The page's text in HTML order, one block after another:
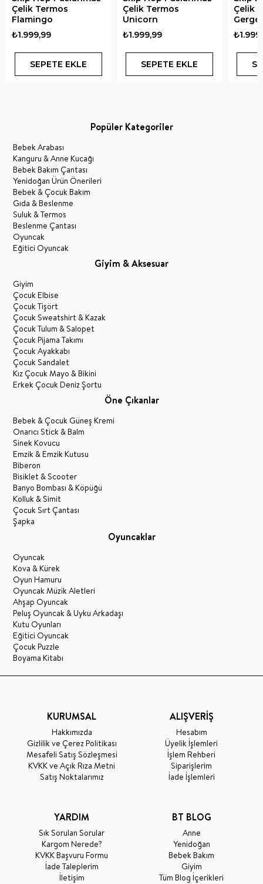
Çelik Termos
Flamingo
₺1.999,99
SEPETE EKLE
Çelik Termos
Unicorn
₺1.999,99
SEPETE EKLE
Çelik
Popüler Kategoriler
Bebek Arabası
Kanguru & Anne Kucağı
Bebek Bakım Çantası
Yenidoğan Ürün Önerileri
Bebek & Çocuk Bakım
Gıda & Beslenme
Suluk & Termos
Beslenme Çantası
Oyuncak
Eğitici Oyuncak
Giyim & Aksesuar
Giyim
Çocuk Elbise
Çocuk Tişört
Çocuk Sweatshirt & Kazak
Çocuk Tulum & Salopet
Çocuk Pijama Takımı
Çocuk Ayakkabı
Çocuk Sandalet
Kız Çocuk Mayo & Bikini
Erkek Çocuk Deniz Şortu
Öne Çıkanlar
Bebek & Çocuk Güneş Kremi
Onarıcı Stick & Balm
Sinek Kovucu
Emzik & Emzik Kutusu
Biberon
Bisiklet & Scooter
Banyo Bombası & Köpüğü
Kolluk & Simit
Çocuk Sırt Çantası
Şapka
Oyuncaklar
Oyuncak
Kova & Kürek
Oyun Hamuru
Oyuncak Müzik Aletleri
Ahşap Oyuncak
Peluş Oyuncak & Uyku Arkadaşı
Kutu Oyunları
Eğitici Oyuncak
Çocuk Puzzle
Boyama Kitabı
KURUMSAL
Hakkımızda
Gizlilik ve Çerez Politikası
Mesafeli Satış Sözleşmesi
KVKK ve Açık Rıza Metni
Satış Noktalarımız
ALIŞVERİŞ
Hesabım
Üyelik İşlemleri
İşlem Rehberi
Siparişlerim
İade İşlemleri
YARDIM
Sık Sorulan Sorular
Kargom Nerede?
KVKK Başvuru Formu
İade Taleplerim
İletişim
BT BLOG
Anne
Yenidoğan
Bebek Bakım
Giyim
Tüm Blog İçerikleri